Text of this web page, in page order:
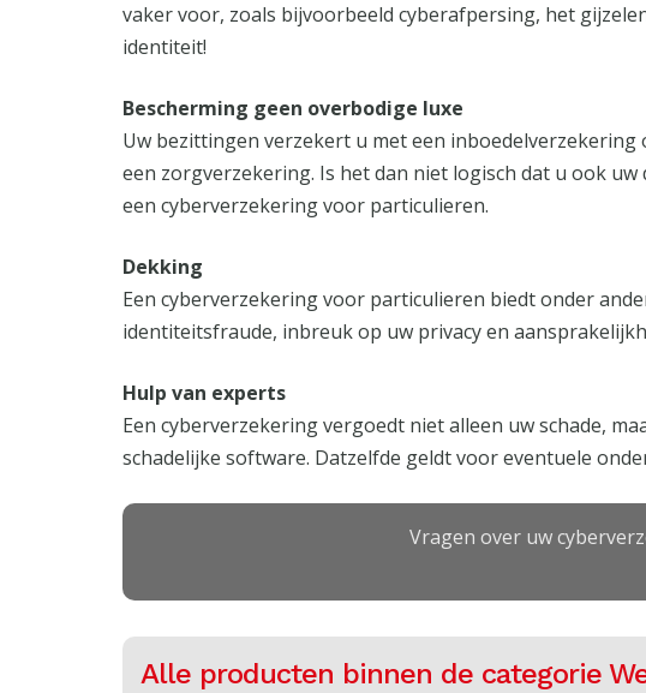
vaker voor, zoals bijvoorbeeld cyberafpersing, het
identiteit!
Bescherming geen overbodige luxe
Uw bezittingen verzekert u met een
een zorgverzekering. Is het dan niet logisch dat u ook
een cyberverzekering voor particulieren.
Dekking
Een cyberverzekering voor particulieren biedt onder
identiteitsfraude, inbreuk op uw privacy en
Hulp van experts
Een cyberverzekering vergoedt niet alleen uw schade,
schadelijke software. Datzelfde geldt voor eventuele
Vragen over uw
Alle producten binnen de categorie